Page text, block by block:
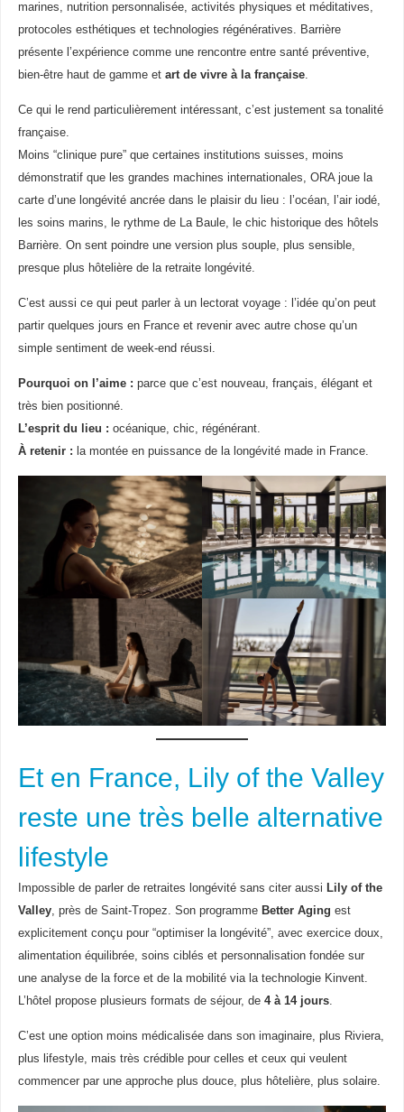
marines, nutrition personnalisée, activités physiques et méditatives,
protocoles esthétiques et technologies régénératives. Barrière
présente l’expérience comme une rencontre entre santé préventive,
bien-être haut de gamme et art de vivre à la française.
Ce qui le rend particulièrement intéressant, c’est justement sa tonalité
française.
Moins “clinique pure” que certaines institutions suisses, moins
démonstratif que les grandes machines internationales, ORA joue la
carte d’une longévité ancrée dans le plaisir du lieu : l’océan, l’air iodé,
les soins marins, le rythme de La Baule, le chic historique des hôtels
Barrière. On sent poindre une version plus souple, plus sensible,
presque plus hôtelière de la retraite longévité.
C’est aussi ce qui peut parler à un lectorat voyage : l’idée qu’on peut
partir quelques jours en France et revenir avec autre chose qu’un
simple sentiment de week-end réussi.
Pourquoi on l’aime : parce que c’est nouveau, français, élégant et
très bien positionné.
L’esprit du lieu : océanique, chic, régénérant.
À retenir : la montée en puissance de la longévité made in France.
Et en France, Lily of the Valley
reste une très belle alternative
lifestyle
Impossible de parler de retraites longévité sans citer aussi Lily of the
Valley, près de Saint-Tropez. Son programme Better Aging est
explicitement conçu pour “optimiser la longévité”, avec exercice doux,
alimentation équilibrée, soins ciblés et personnalisation fondée sur
une analyse de la force et de la mobilité via la technologie Kinvent.
L’hôtel propose plusieurs formats de séjour, de 4 à 14 jours.
C’est une option moins médicalisée dans son imaginaire, plus Riviera,
plus lifestyle, mais très crédible pour celles et ceux qui veulent
commencer par une approche plus douce, plus hôtelière, plus solaire.